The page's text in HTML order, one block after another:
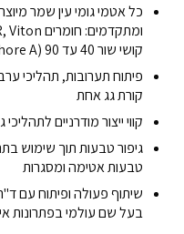
כל אטמי גומי עין שמר
קושי שור 40 עד 90 (Shore A)
פיתוח תערובות, תהליכי
קורת גג אחת
קווי ייצור מודרניים
גיפור טבעות תוך שימוש
טבעות אטימה ומסגרות
בעל שם עולמי בפתרונות